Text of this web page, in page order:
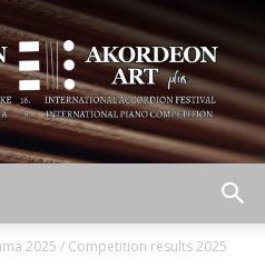
2025 / Competition results 2025